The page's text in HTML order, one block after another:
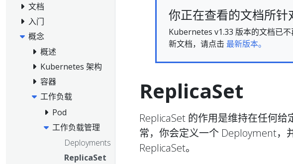
文档
入门
概念
概述
Kubernetes 架构
容器
工作负载
Pod
工作负载管理
Deployments
ReplicaSet
你正在查看的文档所
Kubernetes v1.33 版本的文档已
新文档，请点击 最新版本。
ReplicaSet
ReplicaSet 的作用是维持在任何
常，你会定义一个 Deployment，
ReplicaSet。